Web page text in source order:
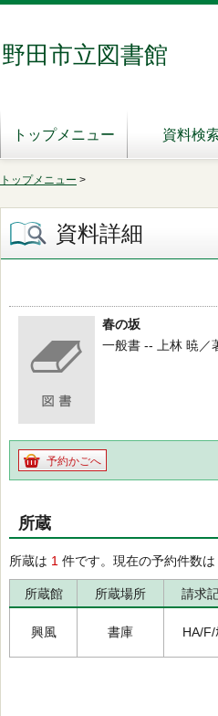
野田市立図書館
トップメニュー 資料検
トップメニュー >
資料詳細
春の坂
一般書 -- 上林 暁／
予約かごへ
所蔵
所蔵は 1 件です。現在の予約件数は
所蔵館 所蔵場所 請求
興風 書庫 HA/F/